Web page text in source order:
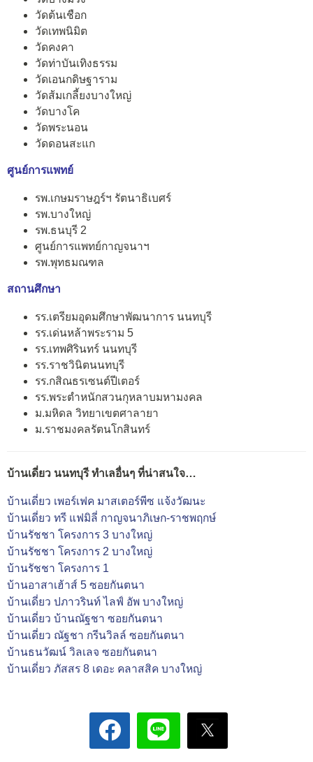
วัดต้นเชือก
วัดเทพนิมิต
วัดคงคา
วัดท่าบันเทิงธรรม
วัดเอนกดิษฐาราม
วัดส้มเกลี้ยงบางใหญ่
วัดบางโค
วัดพระนอน
วัดดอนสะแก
ศูนย์การแพทย์
รพ.เกษมราษฎร์ฯ รัตนาธิเบศร์
รพ.บางใหญ่
รพ.ธนบุรี 2
ศูนย์การแพทย์กาญจนาฯ
รพ.พุทธมณฑล
สถานศึกษา
รร.เตรียมอุดมศึกษาพัฒนาการ นนทบุรี
รร.เด่นหล้าพระราม 5
รร.เทพศิรินทร์ นนทบุรี
รร.ราชวินิตนนทบุรี
รร.กสิณธรเซนต์ปีเตอร์
รร.พระตำหนักสวนกุหลาบมหามงคล
ม.มหิดล วิทยาเขตศาลายา
ม.ราชมงคลรัตนโกสินทร์
บ้านเดี่ยว นนทบุรี ทำเลอื่นๆ ที่น่าสนใจ…
บ้านเดี่ยว เพอร์เฟค มาสเตอร์พีซ แจ้งวัฒนะ
บ้านเดี่ยว ทรี แฟมิลี่ กาญจนาภิเษก-ราชพฤกษ์
บ้านรัชชา โครงการ 3 บางใหญ่
บ้านรัชชา โครงการ 2 บางใหญ่
บ้านรัชชา โครงการ 1
บ้านอาสาเฮ้าส์ 5 ซอยกันตนา
บ้านเดี่ยว ปภาวรินท์ ไลฟ์ อัพ บางใหญ่
บ้านเดี่ยว บ้านณัฐชา ซอยกันตนา
บ้านเดี่ยว ณัฐชา กรีนวิลล์ ซอยกันตนา
บ้านธนวัฒน์ วิลเลจ ซอยกันตนา
บ้านเดี่ยว ภัสสร 8 เดอะ คลาสสิค บางใหญ่